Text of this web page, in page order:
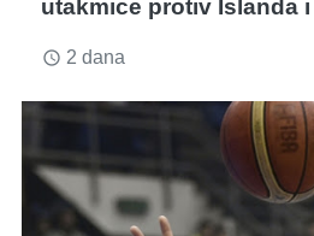
utakmice protiv Islanda i
access_time 2 dana